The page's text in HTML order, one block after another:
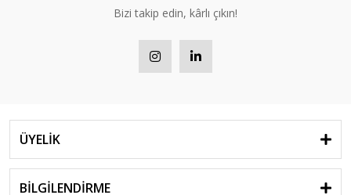
Bizi takip edin, kârlı çıkın!
ÜYELİK
BİLGİLENDİRME